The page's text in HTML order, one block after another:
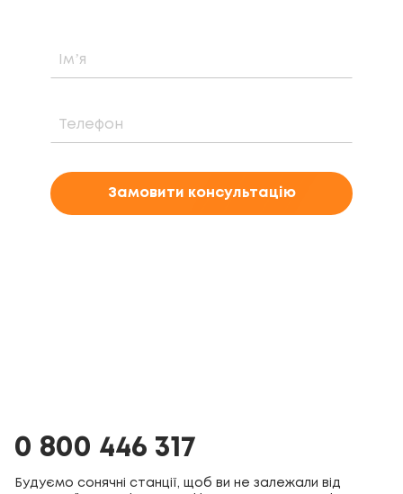
Замовити консультацію
0 800 446 317
Будуємо сонячні станції, щоб ви не залежали від